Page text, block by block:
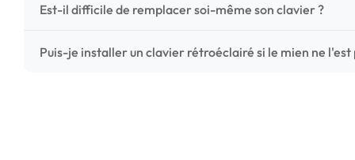
Un entretien régulier prolonge la vie de vos touches.
Est-il difficile de remplacer soi-même son clavier ?
C'est une réparation accessible et très économique !
Puis-je installer un clavier rétroéclairé si le mien ne l'est